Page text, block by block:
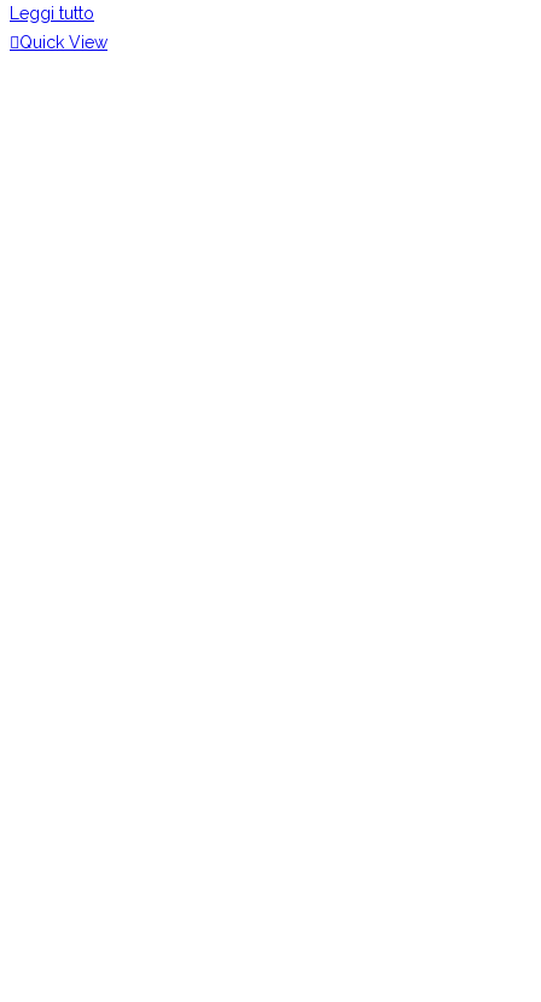
Leggi tutto
Quick View